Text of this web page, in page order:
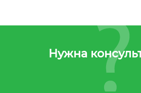
Нужна